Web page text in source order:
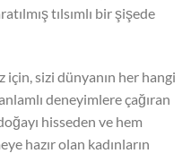
tılsımlı bir şişede
sizi dünyanın her hangi
deneyimlere çağıran
hisseden ve hem
hazır olan kadınların